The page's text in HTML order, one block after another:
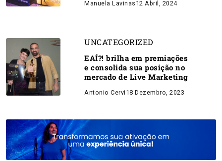
Manuela Lavinas 12 Abril, 2024
UNCATEGORIZED
EAÍ?! brilha em premiações
e consolida sua posição no
mercado de Live Marketing
Antonio Cervi 18 Dezembro, 2023